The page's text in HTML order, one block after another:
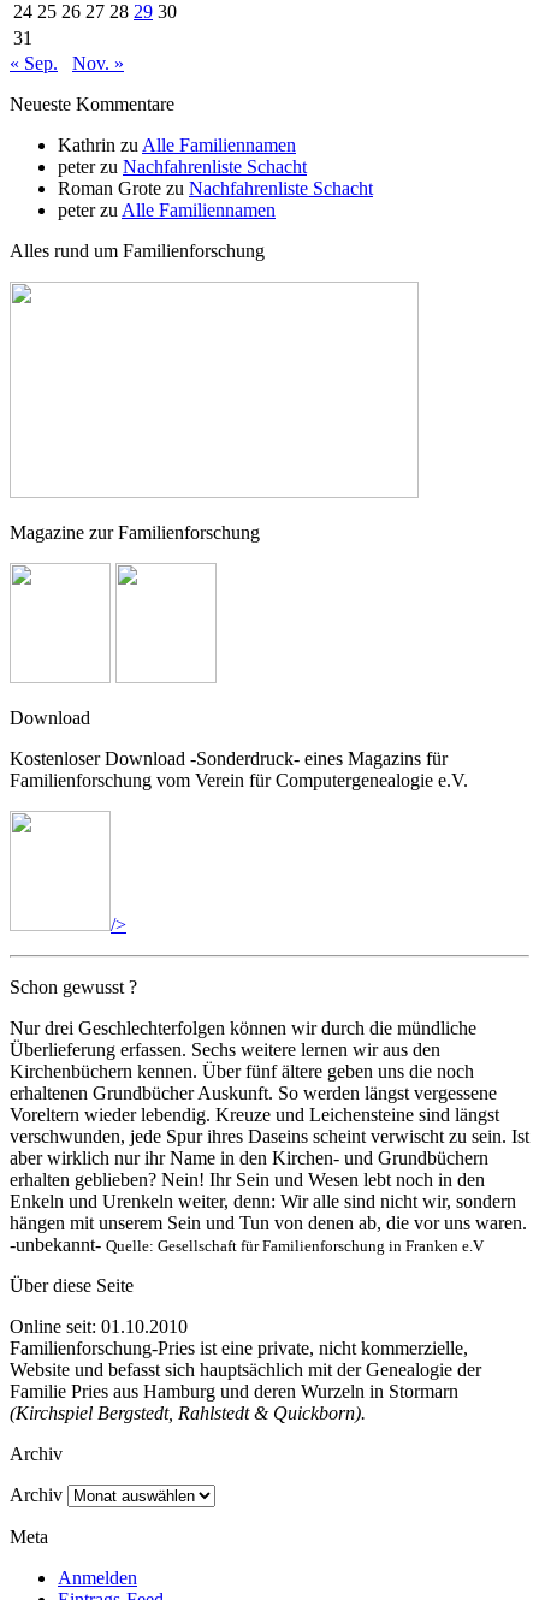
24 25 26 27 28 29 30
31
« Sep.
Nov. »
Neueste Kommentare
Kathrin zu Alle Familiennamen
peterzu Nachfahrenliste Schacht
Roman Grote zu Nachfahrenliste Schacht
peterzu Alle Familiennamen
Alles rund um Familienforschung
Magazine zur Familienforschung
Download
Kostenloser Download -Sonderdruck- eines Magazins für
Familienforschung vom Verein für Computergenealogie e.V.
/>
Schon gewusst ?
Nur drei Geschlechterfolgen können wir durch die mündliche
Überlieferung erfassen. Sechs weitere lernen wir aus den
Kirchenbüchern kennen. Über fünf ältere geben uns die noch
erhaltenen Grundbücher Auskunft. So werden längst vergessene
Voreltern wieder lebendig. Kreuze und Leichensteine sind längst
verschwunden, jede Spur ihres Daseins scheint verwischt zu sein. Ist
aber wirklich nur ihr Name in den Kirchen- und Grundbüchern
erhalten geblieben? Nein! Ihr Sein und Wesen lebt noch in den
Enkeln und Urenkeln weiter, denn: Wir alle sind nicht wir, sondern
hängen mit unserem Sein und Tun von denen ab, die vor uns waren.
-unbekannt- Quelle: Gesellschaft für Familienforschung in Franken e.V
Über diese Seite
Online seit: 01.10.2010
Familienforschung-Pries ist eine private, nicht kommerzielle,
Website und befasst sich hauptsächlich mit der Genealogie der
Familie Pries aus Hamburg und deren Wurzeln in Stormarn
(Kirchspiel Bergstedt, Rahlstedt & Quickborn).
Archiv
Archiv
Meta
Anmelden